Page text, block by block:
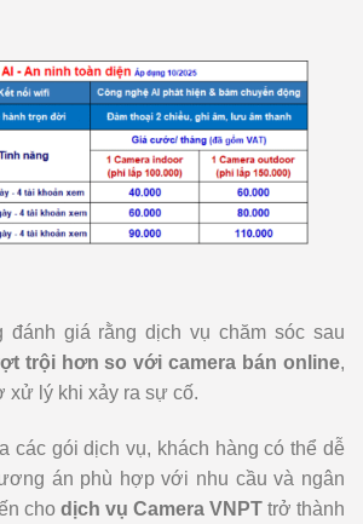
đánh giá rằng dịch vụ chăm sóc sau
trội hơn so với camera bán online,
xử lý khi xảy ra sự cố.
các gói dịch vụ, khách hàng có thể dễ
án phù hợp với nhu cầu và ngân
cho dịch vụ Camera VNPT trở thành